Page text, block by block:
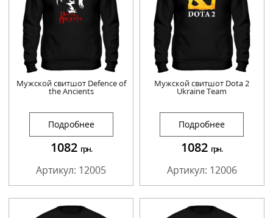
Мужской свитшот Defence of
the Ancients
Подробнее
1082 грн.
Артикул: 12005
Мужской свитшот Dota 2
Ukraine Team
Подробнее
1082 грн.
Артикул: 12006